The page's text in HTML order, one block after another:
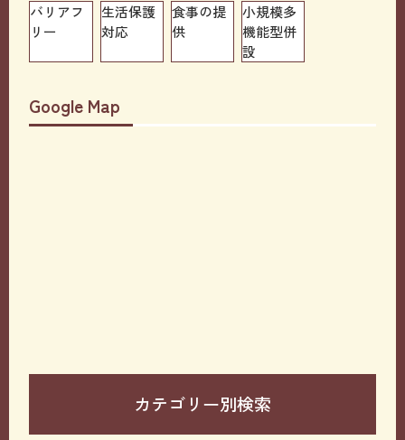
バリアフ
リー
生活保護
対応
食事の提
供
小規模多
機能型併
設
Google Map
カテゴリー別検索